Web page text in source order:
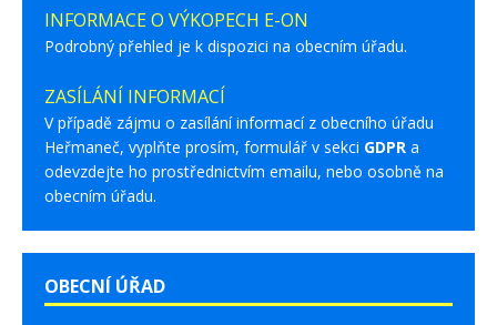
INFORMACE O VÝKOPECH E-ON
Podrobný přehled je k dispozici na obecním úřadu.
ZASÍLÁNÍ INFORMACÍ
V případě zájmu o zasílání informací z obecního úřadu
Heřmaneč, vyplňte prosím, formulář v sekci GDPR a
odevzdejte ho prostřednictvím emailu, nebo osobně na
obecním úřadu.
OBECNÍ ÚŘAD